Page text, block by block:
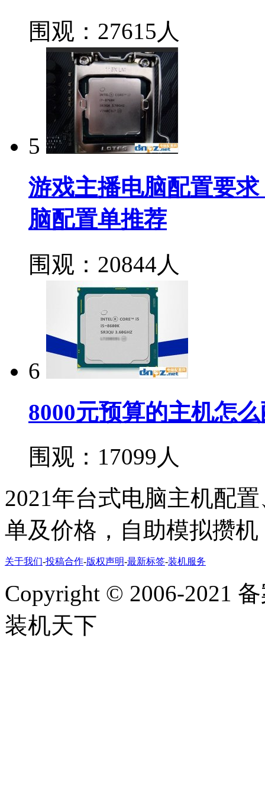
围观：27615人
5
游戏主播电脑配置要
脑配置单推荐
围观：20844人
6
8000元预算的主机怎
围观：17099人
2021年台式电脑主机配
单及价格，自助模拟攒机
关于我们-投稿合作-版权声明-最新标签-装机服务
Copyright © 2006-2021
装机天下